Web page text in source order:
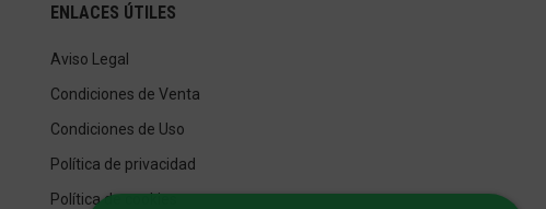
ENLACES ÚTILES
Aviso Legal
Condiciones de Venta
Condiciones de Uso
Política de privacidad
Política de cookies